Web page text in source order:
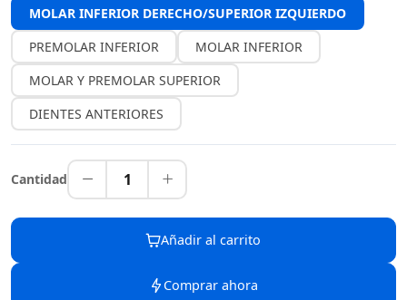
MOLAR INFERIOR DERECHO/SUPERIOR IZQUIERDO
PREMOLAR INFERIOR
MOLAR INFERIOR
MOLAR Y PREMOLAR SUPERIOR
DIENTES ANTERIORES
Cantidad 1
Añadir al carrito
Comprar ahora